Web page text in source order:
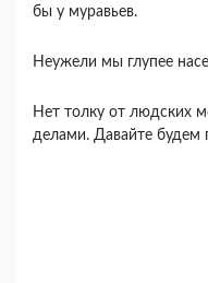
бы у муравьев.
Неужели мы глупее
Нет толку от людских
делами. Давайте будем